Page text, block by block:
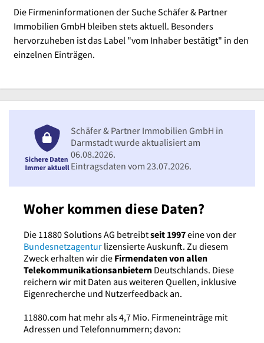
Die Firmeninformationen der Suche Schäfer & Partner
Immobilien GmbH bleiben stets aktuell. Besonders
hervorzuheben ist das Label "vom Inhaber bestätigt" in den
einzelnen Einträgen.
Woher kommen diese Daten?
Die 11880 Solutions AG betreibtseit 1997eine von der
Bundesnetzagentur lizensierte Auskunft. Zu diesem
Zweck erhalten wir die Firmendaten von allen
Telekommunikationsanbietern Deutschlands. Diese
reichern wir mit Daten aus weiteren Quellen, inklusive
Eigenrecherche und Nutzerfeedback an.
11880.com hat mehr als 4,7 Mio. Firmeneinträge mit
Adressen und Telefonnummern; davon:
Schäfer & Partner Immobilien GmbH in
Darmstadt wurde aktualisiert am
06.08.2026.
Eintragsdaten vom 23.07.2026.